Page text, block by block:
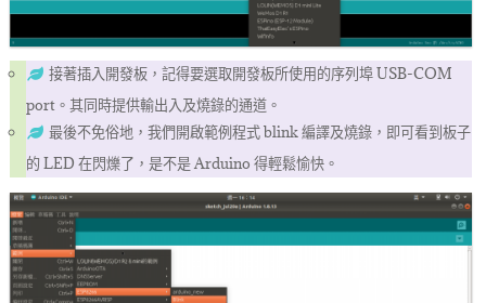
接著插入開發板，記得要選取開發板所使用的序列埠 USB-COM
port。其同時提供輸出入及燒錄的通道。
最後不免俗地，我們開啟範例程式 blink 編譯及燒錄，即可看到板子
的 LED 在閃爍了，是不是 Arduino 得輕鬆愉快。